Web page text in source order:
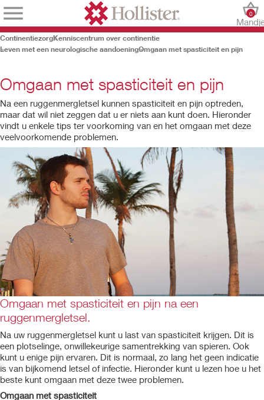
0
ContinentiezorgKenniscentrum over continentie
Leven met een neurologische aandoeningOmgaan met spasticiteit en pijn
Omgaan met spasticiteit en pijn
Na een ruggenmergletsel kunnen spasticiteit en pijn optreden,
maar dat wil niet zeggen dat u er niets aan kunt doen. Hieronder
vindt u enkele tips ter voorkoming van en het omgaan met deze
veelvoorkomende problemen.
Omgaan met spasticiteit en pijn na een
ruggenmergletsel.
Na uw ruggenmergletsel kunt u last van spasticiteit krijgen. Dit is
een plotselinge, onwillekeurige samentrekking van spieren. Ook
kunt u enige pijn ervaren. Dit is normaal, zo lang het geen indicatie
is van bijkomend letsel of infectie. Hieronder kunt u lezen hoe u het
beste kunt omgaan met deze twee problemen.
Omgaan met spasticiteit